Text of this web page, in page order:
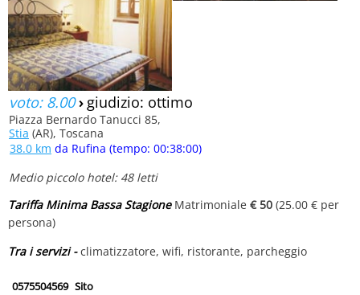
voto: 8.00› giudizio: ottimo
Piazza Bernardo Tanucci 85,
Stia (AR), Toscana
38.0 km da Rufina (tempo: 00:38:00)
Medio piccolo hotel: 48 letti
Tariffa Minima Bassa StagioneMatrimoniale € 50 (25.00 € per
persona)
Tra i servizi -climatizzatore, wifi, ristorante, parcheggio
0575504569 Sito